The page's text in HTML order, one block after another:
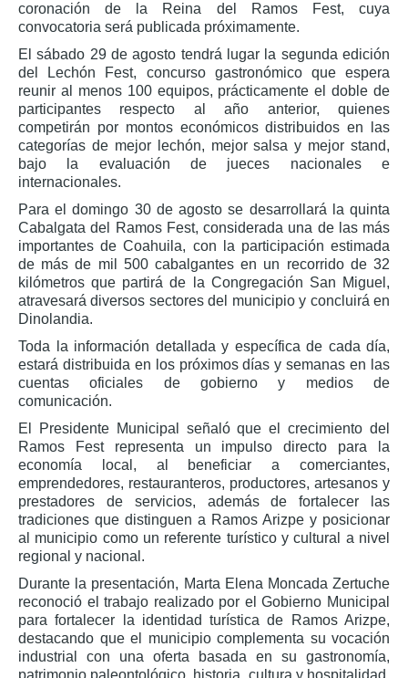
coronación de la Reina del Ramos Fest, cuya
convocatoria será publicada próximamente.
El sábado 29 de agosto tendrá lugar la segunda edición
del Lechón Fest, concurso gastronómico que espera
reunir al menos 100 equipos, prácticamente el doble de
participantes respecto al año anterior, quienes
competirán por montos económicos distribuidos en las
categorías de mejor lechón, mejor salsa y mejor stand,
bajo la evaluación de jueces nacionales e
internacionales.
Para el domingo 30 de agosto se desarrollará la quinta
Cabalgata del Ramos Fest, considerada una de las más
importantes de Coahuila, con la participación estimada
de más de mil 500 cabalgantes en un recorrido de 32
kilómetros que partirá de la Congregación San Miguel,
atravesará diversos sectores del municipio y concluirá en
Dinolandia.
Toda la información detallada y específica de cada día,
estará distribuida en los próximos días y semanas en las
cuentas oficiales de gobierno y medios de
comunicación.
El Presidente Municipal señaló que el crecimiento del
Ramos Fest representa un impulso directo para la
economía local, al beneficiar a comerciantes,
emprendedores, restauranteros, productores, artesanos y
prestadores de servicios, además de fortalecer las
tradiciones que distinguen a Ramos Arizpe y posicionar
al municipio como un referente turístico y cultural a nivel
regional y nacional.
Durante la presentación, Marta Elena Moncada Zertuche
reconoció el trabajo realizado por el Gobierno Municipal
para fortalecer la identidad turística de Ramos Arizpe,
destacando que el municipio complementa su vocación
industrial con una oferta basada en su gastronomía,
patrimonio paleontológico, historia, cultura y hospitalidad,